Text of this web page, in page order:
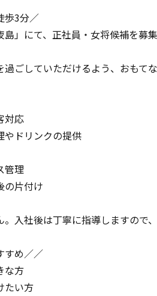
歩3分／
」にて、正社員・女将候補を募集
ごしていただけるよう、おもて
対応
やドリンクの提供
管理
の片付け
入社後は丁寧に指導しますので
すめ／／
な方
たい方